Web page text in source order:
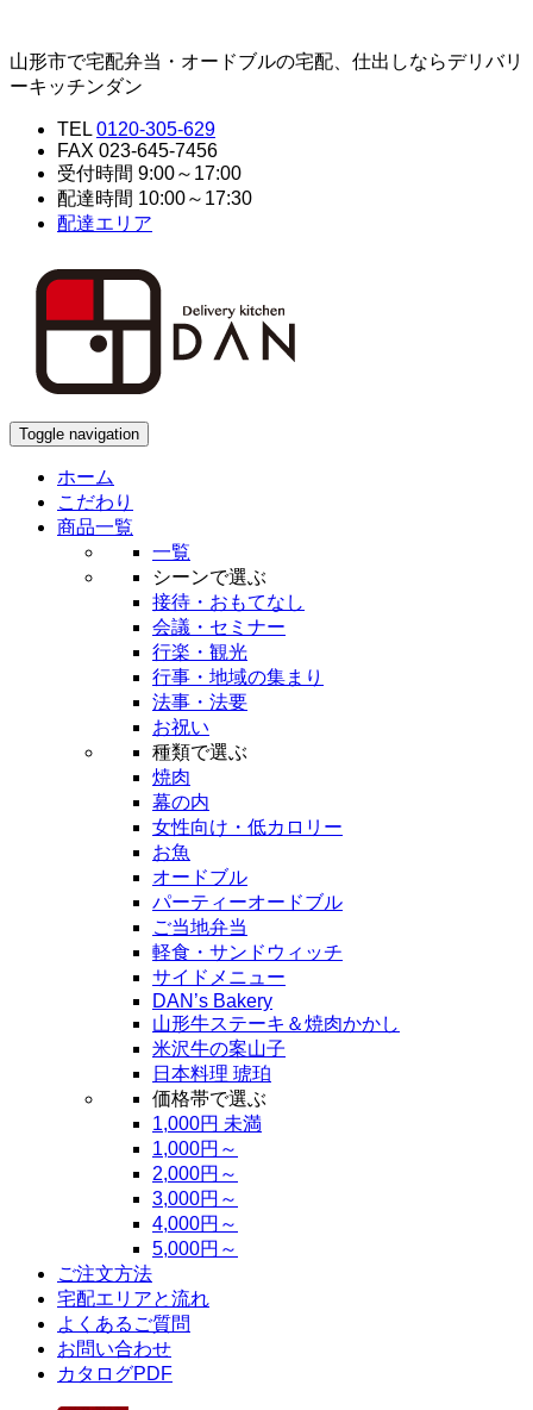
山形市で宅配弁当・オードブルの宅配、仕出しならデリバリ
ーキッチンダン
TEL 0120-305-629
FAX 023-645-7456
受付時間 9:00～17:00
配達時間 10:00～17:30
配達エリア
Toggle navigation
ホーム
こだわり
商品一覧
一覧
シーンで選ぶ
接待・おもてなし
会議・セミナー
行楽・観光
行事・地域の集まり
法事・法要
お祝い
種類で選ぶ
焼肉
幕の内
女性向け・低カロリー
お魚
オードブル
パーティーオードブル
ご当地弁当
軽食・サンドウィッチ
サイドメニュー
DAN’s Bakery
山形牛ステーキ＆焼肉かかし
米沢牛の案山子
日本料理 琥珀
価格帯で選ぶ
1,000円 未満
1,000円～
2,000円～
3,000円～
4,000円～
5,000円～
ご注文方法
宅配エリアと流れ
よくあるご質問
お問い合わせ
カタログPDF